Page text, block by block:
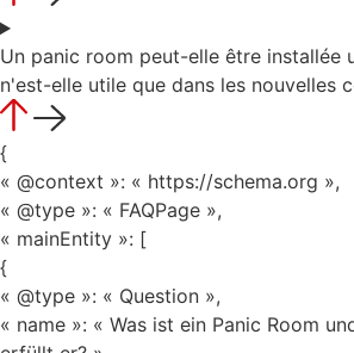
Un panic room peut-elle être installée
n'est-elle utile que dans les nouvelles
{
« @context »: « https://schema.org »,
« @type »: « FAQPage »,
« mainEntity »: [
{
« @type »: « Question »,
« name »: « Was ist ein Panic Room